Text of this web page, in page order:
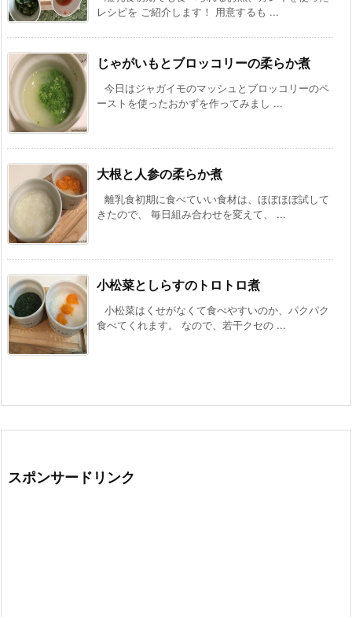
レシピを ご紹介します！ 用意するも ...
じゃがいもとブロッコリーの柔らか煮
今日はジャガイモのマッシュとブロッコリーのペ
ーストを使ったおかずを作ってみまし ...
大根と人参の柔らか煮
離乳食初期に食べていい食材は、ほぼほぼ試して
きたので、 毎日組み合わせを変えて、 ...
小松菜としらすのトロトロ煮
小松菜はくせがなくて食べやすいのか、パクパク
食べてくれます。 なので、若干クセの ...
スポンサードリンク